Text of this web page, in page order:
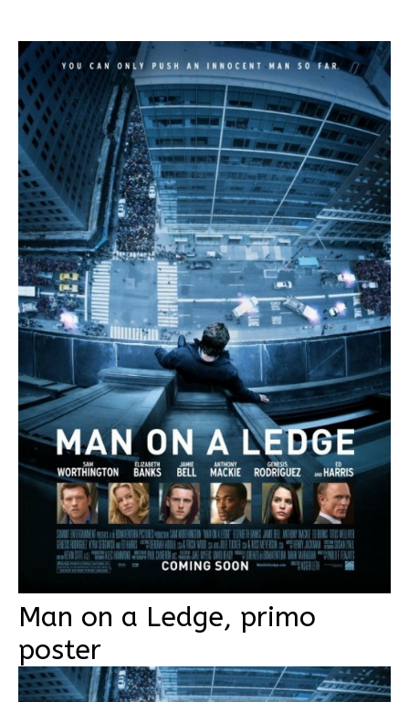
Man on a Ledge, primo
poster